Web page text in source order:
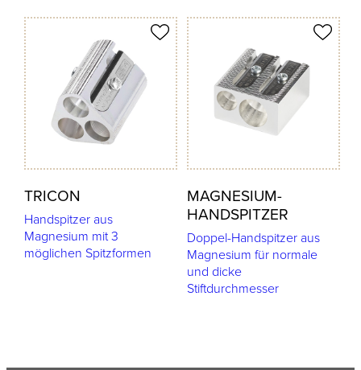
TRICON
Handspitzer aus
Magnesium mit 3
möglichen Spitzformen
merken
MAGNESIUM-
HANDSPITZER
Doppel-Handspitzer aus
Magnesium für normale
und dicke
Stiftdurchmesser
Produkt merken